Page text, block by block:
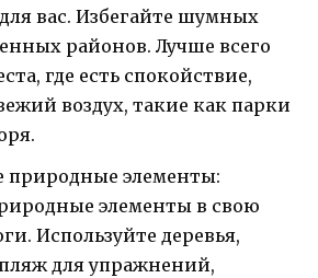
вас. Избегайте шумных
районов. Лучше всего
где есть спокойствие,
воздух, такие как парки
природные элементы:
элементы в свою
Используйте деревья,
для упражнений,